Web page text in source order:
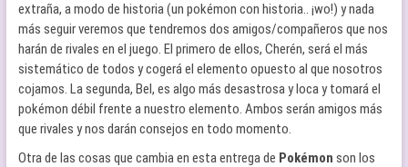
extraña, a modo de historia (un pokémon con historia.. ¡wo!) y nada
más seguir veremos que tendremos dos amigos/compañeros que nos
harán de rivales en el juego. El primero de ellos, Cherén, será el más
sistemático de todos y cogerá el elemento opuesto al que nosotros
cojamos. La segunda, Bel, es algo más desastrosa y loca y tomará el
pokémon débil frente a nuestro elemento. Ambos serán amigos más
que rivales y nos darán consejos en todo momento.
Otra de las cosas que cambia en esta entrega de Pokémon son los